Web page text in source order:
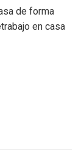
de forma
en casa